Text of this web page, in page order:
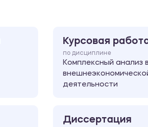
Курсовая
по дисциплине
Комплексный анализ
деятельности
Диссертация